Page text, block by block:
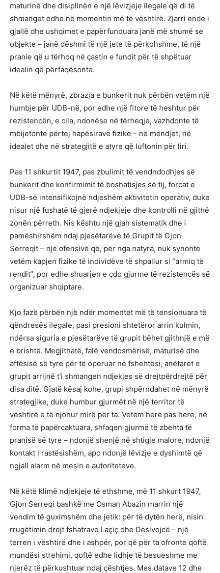
maturinë dhe disiplinën e një lëvizjeje ilegale që di të
shmanget edhe në momentin më të vështirë. Zjarri ende i
gjallë dhe ushqimet e papërfunduara janë më shumë se
objekte – janë dëshmi të një jete të përkohshme, të një
pranie që u tërhoq në çastin e fundit për të shpëtuar
idealin që përfaqësonte.
Në këtë mënyrë, zbrazja e bunkerit nuk përbën vetëm një
humbje për UDB-në, por edhe një fitore të heshtur për
rezistencën, e cila, ndonëse në tërheqje, vazhdonte të
mbijetonte përtej hapësirave fizike – në mendjet, në
idealet dhe në strategjitë e atyre që luftonin për liri.
Pas 11 shkurtit 1947, pas zbulimit të vendndodhjes së
bunkerit dhe konfirmimit të boshatisjes së tij, forcat e
UDB-së intensifikojnë ndjeshëm aktivitetin operativ, duke
nisur një fushatë të gjerë ndjekjeje dhe kontrolli në gjithë
zonën përreth. Nis kështu një gjah sistematik dhe i
pamëshirshëm ndaj pjesëtarëve të Grupit të Gjon
Serreqit – një ofensivë që, për nga natyra, nuk synonte
vetëm kapjen fizike të individëve të shpallur si “armiq të
rendit”, por edhe shuarjen e çdo gjurme të rezistencës së
organizuar shqiptare.
Kjo fazë përbën një ndër momentet më të tensionuara të
qëndresës ilegale, pasi presioni shtetëror arrin kulmin,
ndërsa siguria e pjesëtarëve të grupit bëhet gjithnjë e më
e brishtë. Megjithatë, falë vendosmërisë, maturisë dhe
aftësisë së tyre për të operuar në fshehtësi, anëtarët e
grupit arrijnë t’i shmangen ndjekjes së drejtpërdrejtë për
disa ditë. Gjatë kësaj kohe, grupi shpërndahet në mënyrë
strategjike, duke humbur gjurmët në një territor të
vështirë e të njohur mirë për ta. Vetëm herë pas here, në
forma të papërcaktuara, shfaqen gjurmë të zbehta të
pranisë së tyre – ndonjë shenjë në shtigje malore, ndonjë
kontakt i rastësishëm, apo ndonjë lëvizje e dyshimtë që
ngjall alarm në mesin e autoriteteve.
Në këtë klimë ndjekjeje të ethshme, më 11 shkurt 1947,
Gjon Serreqi bashkë me Osman Abazin marrin një
vendim të guximshëm dhe jetik: për të dytën herë, nisin
rrugëtimin drejt fshatrave Laçiç dhe Desivojcë – një
terren i vështirë dhe i ashpër, por që për ta ofronte qoftë
mundësi strehimi, qoftë edhe lidhje të besueshme me
njerëz të përkushtuar ndaj çështjes. Mes datave 12 dhe